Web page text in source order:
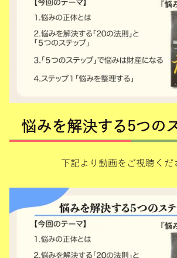
悩みを解決する5つの
下記より動画をご視聴くだ